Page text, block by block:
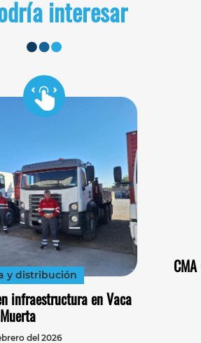
interesar
y distribución
infraestructura en Vaca
Muerta
del 2026